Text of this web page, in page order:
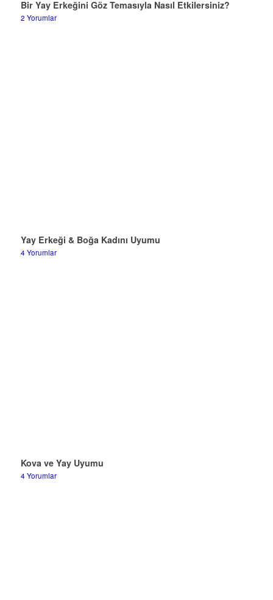
Bir Yay Erkeğini Göz Temasıyla Nasıl Etkilersiniz?
2 Yorumlar
Yay Erkeği & Boğa Kadını Uyumu
4 Yorumlar
Kova ve Yay Uyumu
4 Yorumlar